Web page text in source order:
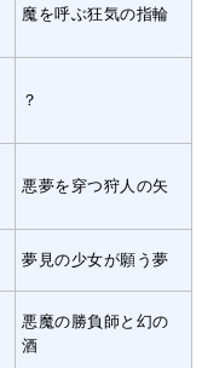
魔を呼ぶ狂気の指輪
？
悪夢を穿つ狩人の矢
夢見の少女が願う夢
悪魔の勝負師と幻の
酒